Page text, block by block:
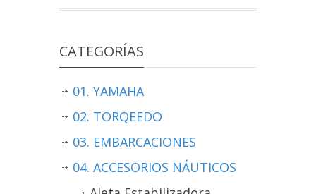
CATEGORÍAS
01. YAMAHA
02. TORQEEDO
03. EMBARCACIONES
04. ACCESORIOS NÁUTICOS